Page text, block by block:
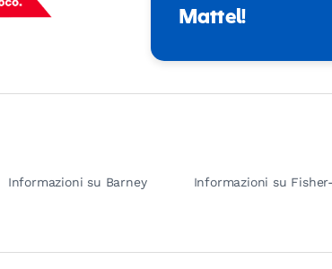
Mattel!
Informazioni su Barney Informazioni su